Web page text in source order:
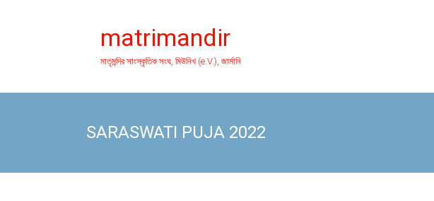
matrimandir
মাতৃমন্দির সাংস্কৃতিক সংঘ, মিউনিখ (e.V.), জার্মানি
SARASWATI PUJA 2022